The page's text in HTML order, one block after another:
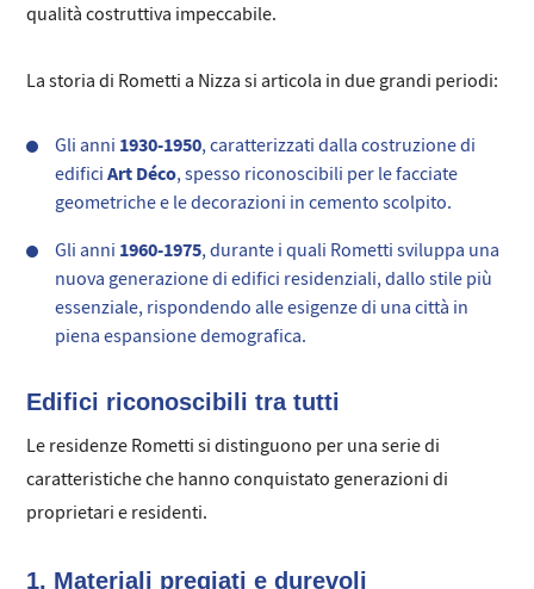
qualità costruttiva impeccabile.
La storia di Rometti a Nizza si articola in due grandi periodi:
Gli anni 1930-1950, caratterizzati dalla costruzione di
edificiArt Déco, spesso riconoscibili per le facciate
geometriche e le decorazioni in cemento scolpito.
Gli anni 1960-1975, durante i quali Rometti sviluppa una
nuova generazione di edifici residenziali, dallo stile più
essenziale, rispondendo alle esigenze di una città in
piena espansione demografica.
Edifici riconoscibili tra tutti
Le residenze Rometti si distinguono per una serie di
caratteristiche che hanno conquistato generazioni di
proprietari e residenti.
1. Materiali pregiati e durevoli